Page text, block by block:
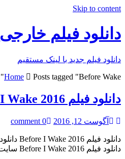
Skip to content
دانلود فیلم خارجی
دانلود فیلم جدید با لینک مستقیم
Home
Posts tagged "Before Wake"
دانلود فیلم Before I Wake 2016
آگوست 12, 2016 0 comment
دانلود فیلم Before I Wake 2016 سایت خبری زندگی